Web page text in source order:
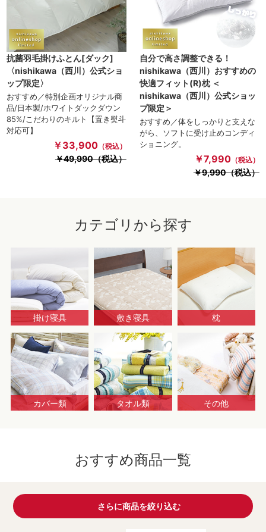
抗菌羽毛掛けふとん[ダック]
〈nishikawa（西川）公式ショ
ップ限定〉
おすすめ／特別企画オリジナル商
品/日本製/ホワイトダックダウン
85%/こだわりのキルト【置き熨斗
対応可】
￥33,900（税込）
￥49,990（税込）
自分で高さ調整できる！
nishikawa（西川）おすすめの
快適フィット(R)枕 ＜
nishikawa（西川）公式ショッ
プ限定＞
おすすめ／体をしっかりと支えな
がら、ソフトに受け止めコンディ
ショニング。
￥7,990（税込）
￥9,990（税込）
カテゴリから探す
掛け寝具 敷き寝具 枕
カバー類 タオル類 その他
おすすめ商品一覧
さらに商品を絞り込む